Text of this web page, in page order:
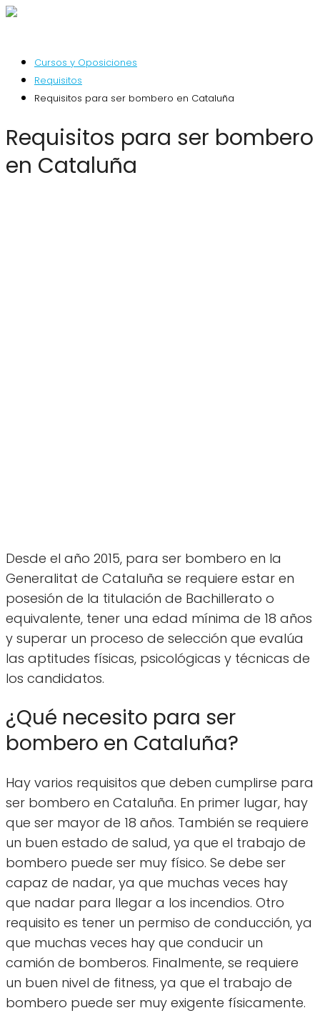
Cursos y Oposiciones
Requisitos
Requisitos para ser bombero en Cataluña
Requisitos para ser bombero
en Cataluña
Desde el año 2015, para ser bombero en la
Generalitat de Cataluña se requiere estar en
posesión de la titulación de Bachillerato o
equivalente, tener una edad mínima de 18 años
y superar un proceso de selección que evalúa
las aptitudes físicas, psicológicas y técnicas de
los candidatos.
¿Qué necesito para ser
bombero en Cataluña?
Hay varios requisitos que deben cumplirse para
ser bombero en Cataluña. En primer lugar, hay
que ser mayor de 18 años. También se requiere
un buen estado de salud, ya que el trabajo de
bombero puede ser muy físico. Se debe ser
capaz de nadar, ya que muchas veces hay
que nadar para llegar a los incendios. Otro
requisito es tener un permiso de conducción, ya
que muchas veces hay que conducir un
camión de bomberos. Finalmente, se requiere
un buen nivel de fitness, ya que el trabajo de
bombero puede ser muy exigente físicamente.